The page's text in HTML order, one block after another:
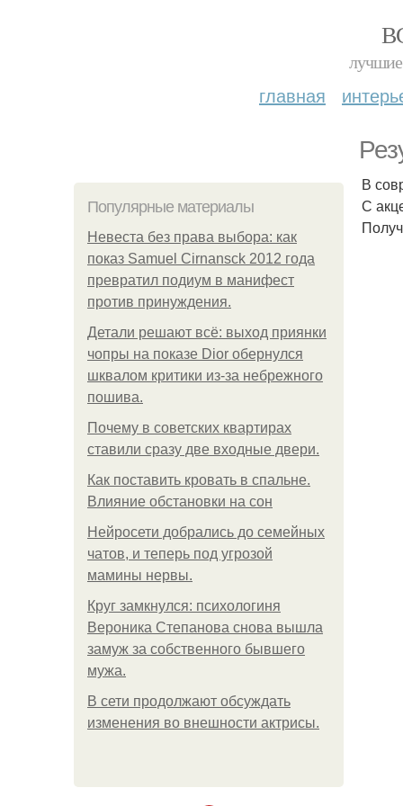
лучшие
главная
Популярные материалы
Невеста без права выбора: как
показ Samuel Cirnansck 2012 года
превратил подиум в манифест
против принуждения.
Детали решают всё: выход приянки
чопры на показе Dior обернулся
шквалом критики из-за небрежного
пошива.
Почему в советских квартирах
ставили сразу две входные двери.
Как поставить кровать в спальне.
Влияние обстановки на сон
Нейросети добрались до семейных
чатов, и теперь под угрозой
мамины нервы.
Круг замкнулся: психологиня
Вероника Степанова снова вышла
замуж за собственного бывшего
мужа.
В сети продолжают обсуждать
изменения во внешности актрисы.
В
С